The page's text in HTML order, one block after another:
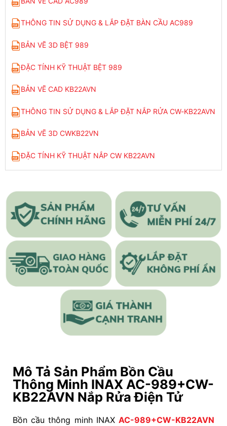
THÔNG TIN SỬ DỤNG & LẮP ĐẶT BÀN CẦU AC989
BẢN VẼ 3D BỆT 989
ĐẶC TÍNH KỸ THUẬT BỆT 989
BẢN VẼ CAD KB22AVN
THÔNG TIN SỬ DỤNG & LẮP ĐẶT NẮP RỬA CW-KB22AVN
BẢN VẼ 3D CWKB22VN
ĐẶC TÍNH KỸ THUẬT NẮP CW KB22AVN
Mô Tả Sản Phẩm Bồn Cầu
Thông Minh INAX AC-989+CW-
KB22AVN Nắp Rửa Điện Tử
Bồn cầu thông minh INAXAC-989+CW-KB22AVN